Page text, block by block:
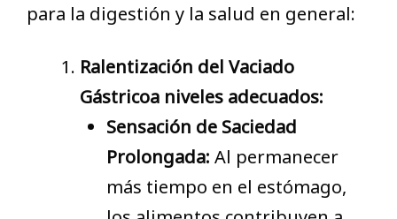
para la digestión y la salud en general:
Ralentización del Vaciado
Gástricoa niveles adecuados:
Sensación de Saciedad
Prolongada: Al permanecer
más tiempo en el estómago,